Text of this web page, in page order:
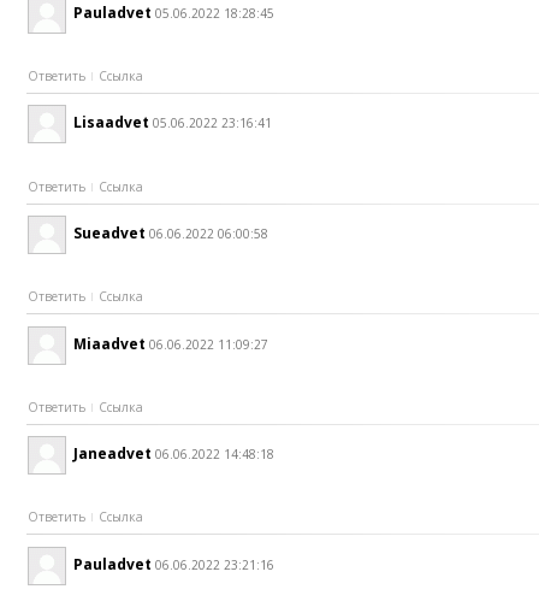
Pauladvet 05.06.2022 18:28:45
Ответить Ссылка
Lisaadvet 05.06.2022 23:16:41
Ответить Ссылка
Sueadvet 06.06.2022 06:00:58
Ответить Ссылка
Miaadvet 06.06.2022 11:09:27
Ответить Ссылка
Janeadvet 06.06.2022 14:48:18
Ответить Ссылка
Pauladvet 06.06.2022 23:21:16